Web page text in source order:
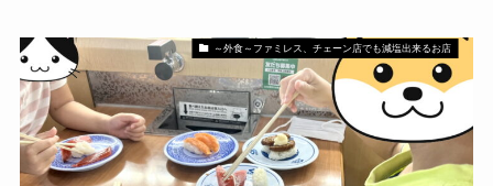
～外食～ファミレス、チェーン店でも減塩出来るお店